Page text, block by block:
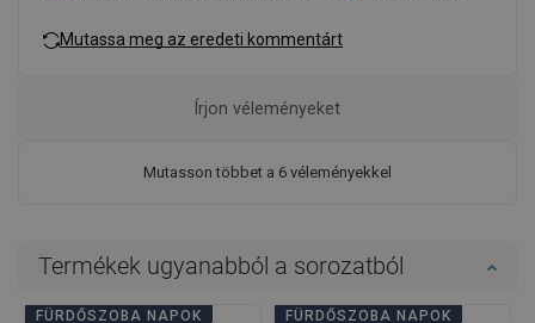
Mutassa meg az eredeti kommentárt
Mutasson többet a 6 véleményekkel
Írjon véleményeket
Termékek ugyanabból a sorozatból
FÜRDŐSZOBA NAPOK FÜRDŐSZOBA NAPOK